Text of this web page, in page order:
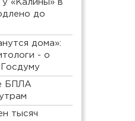
у «Калины» в
до
дома»:
- о
БПЛА
тысяч